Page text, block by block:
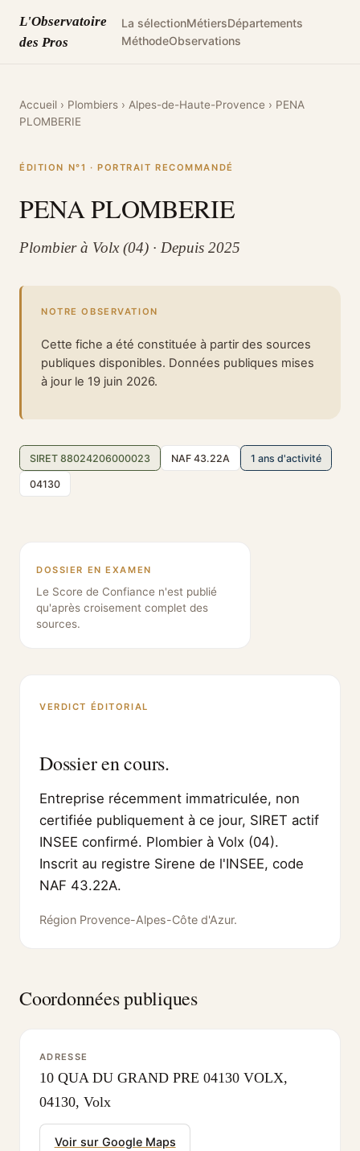
L'Observatoire
des Pros
La sélectionMétiersDépartements
MéthodeObservations
Accueil › Plombiers › Alpes-de-Haute-Provence › PENA
PLOMBERIE
ÉDITION N°1 · PORTRAIT RECOMMANDÉ
PENA PLOMBERIE
Plombier à Volx (04) · Depuis 2025
NOTRE OBSERVATION
Cette fiche a été constituée à partir des sources
publiques disponibles. Données publiques mises
à jour le 19 juin 2026.
SIRET 88024206000023 NAF 43.22A 1 ans d'activité
04130
DOSSIER EN EXAMEN
Le Score de Confiance n'est publié
qu'après croisement complet des
sources.
VERDICT ÉDITORIAL
Dossier en cours.
Entreprise récemment immatriculée, non
certifiée publiquement à ce jour, SIRET actif
INSEE confirmé. Plombier à Volx (04).
Inscrit au registre Sirene de l'INSEE, code
NAF 43.22A.
Région Provence-Alpes-Côte d'Azur.
Coordonnées publiques
ADRESSE
10 QUA DU GRAND PRE 04130 VOLX,
04130, Volx
Voir sur Google Maps